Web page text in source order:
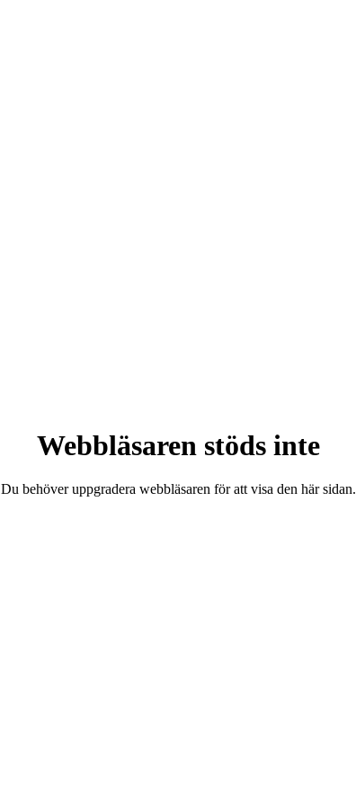
Webbläsaren stöds inte
Du behöver uppgradera webbläsaren för att visa den här sidan.